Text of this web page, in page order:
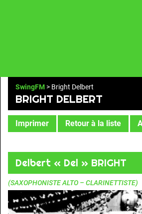
SwingFM > Bright Delbert
BRIGHT DELBERT
Imprimer Retour à la liste
Delbert « Del » BRIGHT
(SAXOPHONISTE ALTO – CLARINETTISTE)